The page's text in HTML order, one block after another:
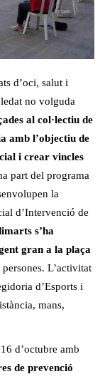
d’oci, salut i
no volguda
al col·lectiu de
amb l’objectiu de
i crear vincles
part del programa
la
d’Intervenció de
s’ha
gran a la plaça
L’activitat
d’Esports i
mans,
d’octubre amb
de prevenció